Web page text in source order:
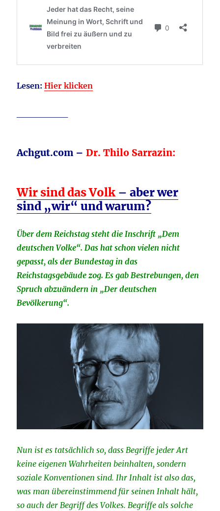
Lesen:Hier klicken
Achgut.com –Dr. Thilo Sarrazin:
Wir sind das Volk– aber wer
sind „wir“ und warum?
Über dem Reichstag steht die Inschrift „Dem
deutschen Volke“. Das hat schon vielen nicht
gepasst, als der Bundestag in das
Reichstagsgebäude zog. Es gab Bestrebungen, den
Spruch abzuändern in „Der deutschen
Bevölkerung“.
Nun ist es tatsächlich so, dass Begriffe jeder Art
keine eigenen Wahrheiten beinhalten, sondern
soziale Konventionen sind. Ihr Inhalt ist also das,
was man übereinstimmend für seinen Inhalt hält,
so auch der Begriff des Volkes. Begriffe als solche